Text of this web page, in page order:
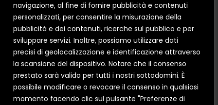
navigazione, al fine di fornire pubblicità e contenuti
personalizzati, per consentire la misurazione della
pubblicità e dei contenuti, ricerche sul pubblico e per
sviluppare servizi. Inoltre, possiamo utilizzare dati
precisi di geolocalizzazione e identificazione attraverso
la scansione del dispositivo. Notare che il consenso
prestato sarà valido per tutti i nostri sottodomini. È
possibile modificare o revocare il consenso in qualsiasi
momento facendo clic sul pulsante "Preferenze di